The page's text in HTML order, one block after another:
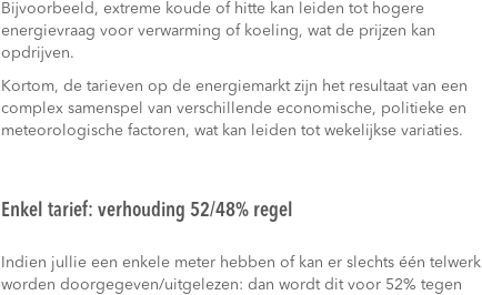
Bijvoorbeeld, extreme koude of hitte kan leiden tot hogere
energievraag voor verwarming of koeling, wat de prijzen kan
opdrijven.
Kortom, de tarieven op de energiemarkt zijn het resultaat van een
complex samenspel van verschillende economische, politieke en
meteorologische factoren, wat kan leiden tot wekelijkse variaties.
Enkel tarief: verhouding 52/48% regel
Indien jullie een enkele meter hebben of kan er slechts één telwerk
worden doorgegeven/uitgelezen: dan wordt dit voor 52% tegen